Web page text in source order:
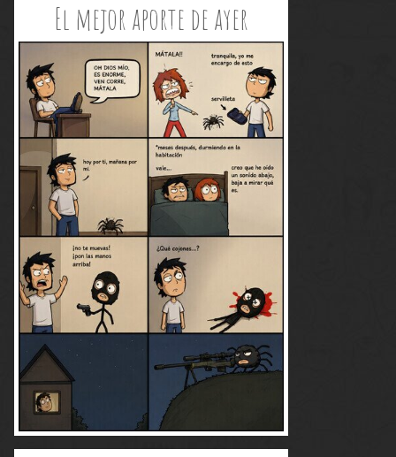
El mejor aporte de ayer